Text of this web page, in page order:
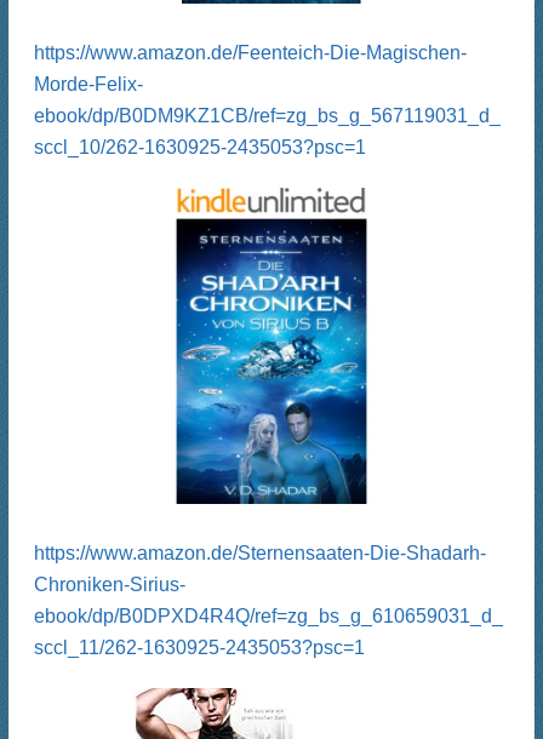
https://www.amazon.de/Feenteich-Die-Magischen-
Morde-Felix-
ebook/dp/B0DM9KZ1CB/ref=zg_bs_g_567119031_d_
sccl_10/262-1630925-2435053?psc=1
https://www.amazon.de/Sternensaaten-Die-Shadarh-
Chroniken-Sirius-
ebook/dp/B0DPXD4R4Q/ref=zg_bs_g_610659031_d_
sccl_11/262-1630925-2435053?psc=1